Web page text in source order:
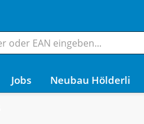
Jobs Neubau Hölderli